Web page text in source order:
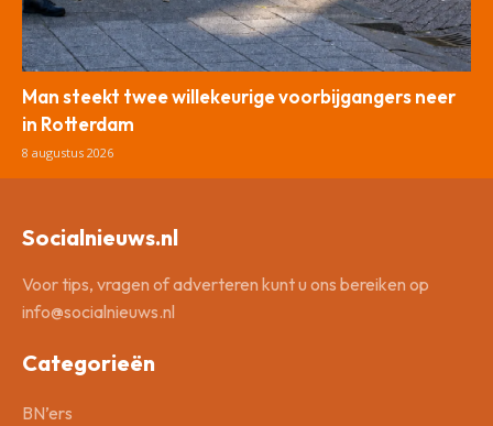
Man steekt twee willekeurige voorbijgangers neer
in Rotterdam
8 augustus 2026
Socialnieuws.nl
Voor tips, vragen of adverteren kunt u ons bereiken op
info@socialnieuws.nl
Categorieën
BN’ers